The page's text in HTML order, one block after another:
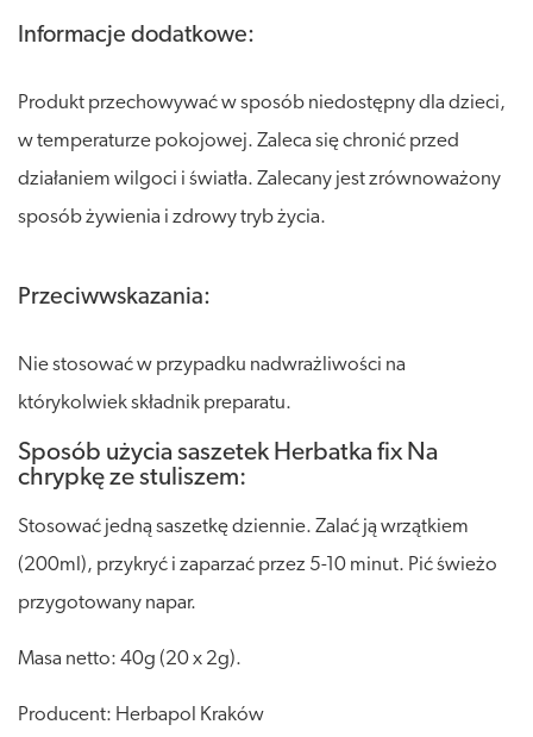
Informacje dodatkowe:
Produkt przechowywać w sposób niedostępny dla dzieci,
w temperaturze pokojowej. Zaleca się chronić przed
działaniem wilgoci i światła. Zalecany jest zrównoważony
sposób żywienia i zdrowy tryb życia.
Przeciwwskazania:
Nie stosować w przypadku nadwrażliwości na
którykolwiek składnik preparatu.
Sposób użycia saszetek Herbatka fix Na
chrypkę ze stuliszem:
Stosować jedną saszetkę dziennie. Zalać ją wrzątkiem
(200ml), przykryć i zaparzać przez 5-10 minut. Pić świeżo
przygotowany napar.
Masa netto: 40g (20 x 2g).
Producent: Herbapol Kraków